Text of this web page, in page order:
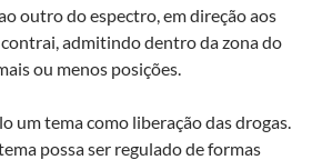
outro do espectro, em direção aos
admitindo dentro da zona do
ou menos posições.
um tema como liberação das drogas.
possa ser regulado de formas